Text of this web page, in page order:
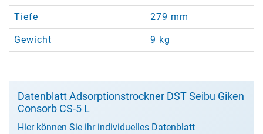
Tiefe 279 mm
Gewicht 9 kg
Datenblatt Adsorptionstrockner DST Seibu Giken
Consorb CS-5 L
Hier können Sie ihr individuelles Datenblatt